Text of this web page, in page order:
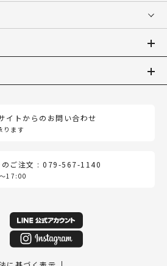
イトからのお問い合わせ
ります
のご注文 : 079-567-1140
17:00